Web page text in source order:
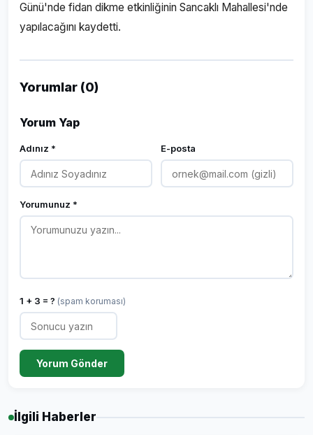
Günü'nde fidan dikme etkinliğinin Sancaklı Mahallesi'nde
yapılacağını kaydetti.
Yorumlar (0)
Yorum Yap
Adınız * E-posta
Yorumunuz *
1 + 3 = ? (spam koruması)
Yorum Gönder
İlgili Haberler